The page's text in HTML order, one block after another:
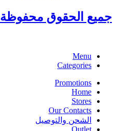
جميع الحقوق محفوظة
Menu
Categories
Promotions
Home
Stores
Our Contacts
الشحن والتوصيل
Outlet